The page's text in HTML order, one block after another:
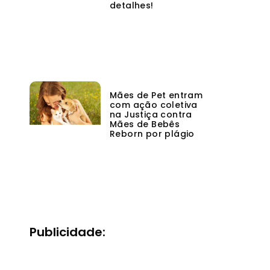
detalhes!
Mães de Pet entram
com ação coletiva
na Justiça contra
Mães de Bebês
Reborn por plágio
Publicidade: